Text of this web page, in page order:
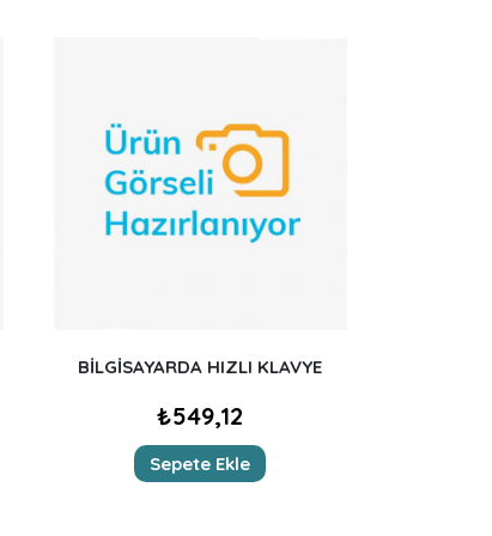
BİLGİSAYARDA HIZLI KLAVYE
₺549,12
Sepete Ekle